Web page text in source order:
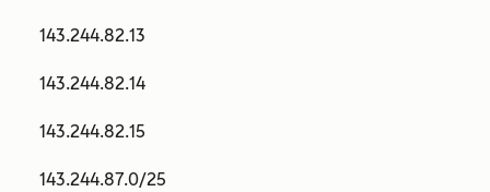
143.244.82.13
143.244.82.14
143.244.82.15
143.244.87.0/25